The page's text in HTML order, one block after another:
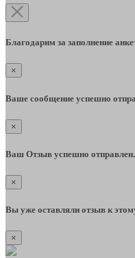
Благодарим за заполнение
×
Ваше сообщение успешно
×
Ваш Отзыв успешно отправлен.
×
Вы уже оставляли отзыв к
×